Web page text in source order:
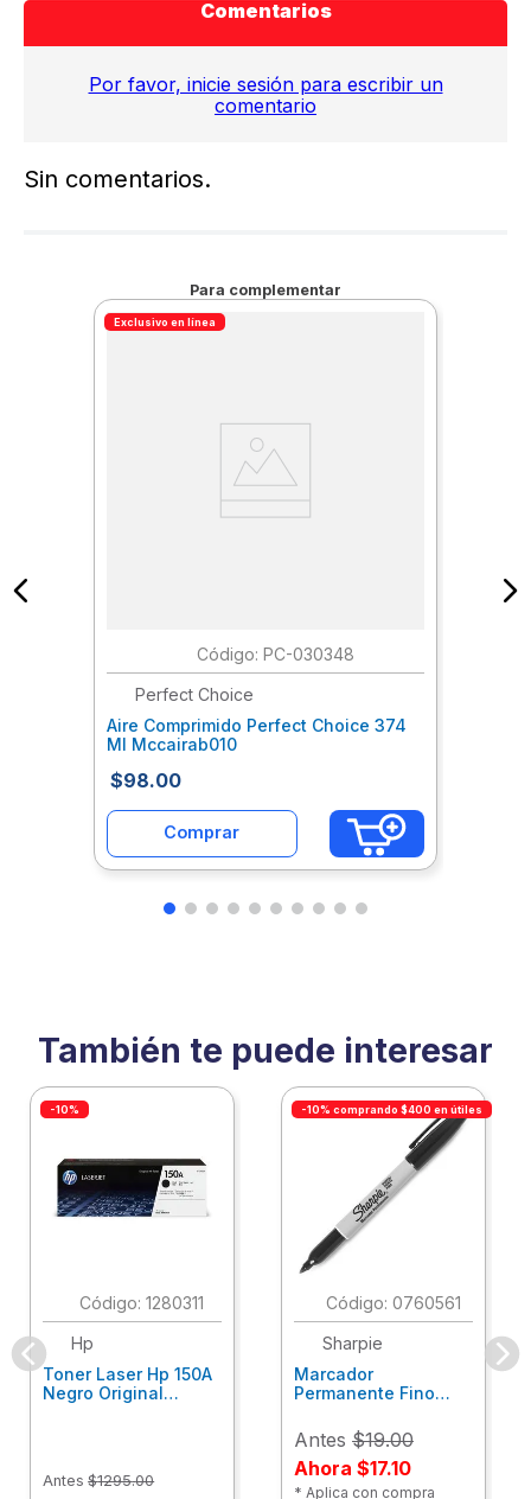
Comentarios
Por favor, inicie sesión para escribir un
comentario
Sin comentarios.
Para complementar
Exclusivo en línea
: PC-030348
Perfect Choice
Aire Comprimido Perfect Choice 374
Ml Mccairab010
$98.00
Comprar
También te puede interesar
-10%
:1280311
Hp
Toner Laser Hp 150A
Negro Original
Antes $1295.00
-10% comprando $400 en útiles
: 0760561
Sharpie
Marcador
Permanente Fino
2102504
Antes $19.00
Ahora $17.10
* Aplica con compra